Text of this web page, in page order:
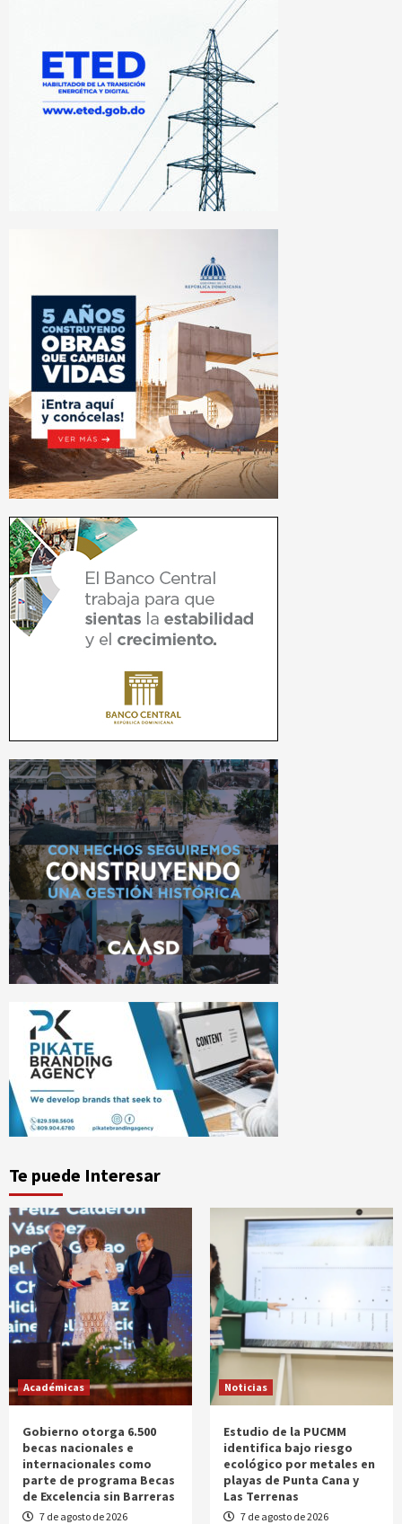
Te puede Interesar
Académicas
Gobierno otorga 6.500
becas nacionales e
internacionales como
parte de programa Becas
de Excelencia sin Barreras
7 de agosto de 2026
Noticias
Estudio de la PUCMM
identifica bajo riesgo
ecológico por metales en
playas de Punta Cana y
Las Terrenas
7 de agosto de 2026